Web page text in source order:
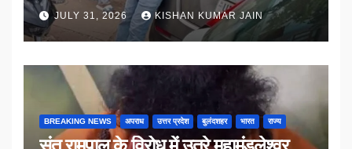
JULY 31, 2026 KISHAN KUMAR JAIN
BREAKING NEWS अपराध उत्तर प्रदेश बुलंदशहर भारत राज्य